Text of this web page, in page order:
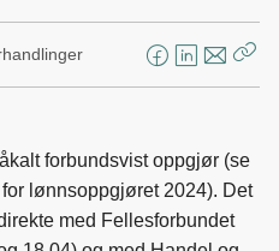
F
e
b
o
L
k
e
d
E
o
s
forbundsvist oppgjør (se
lønnsoppgjøret 2024). Det
med Fellesforbundet